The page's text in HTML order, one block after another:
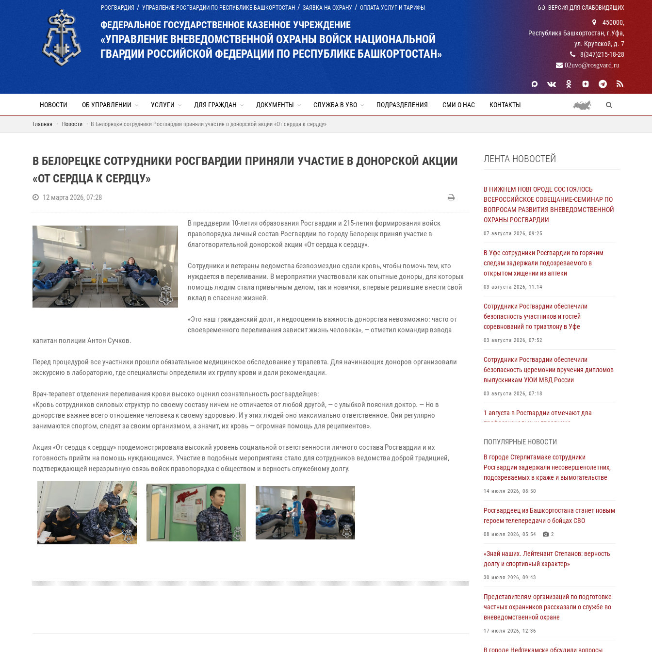
РОСГВАРДИЯ УПРАВЛЕНИЕ РОСГВАРДИИ ПО РЕСПУБЛИКЕ БАШКОРТОСТАН ЗАЯВКА НА ОХРАНУ ОПЛАТА УСЛУГ И ТАРИФЫ ВЕРСИЯ ДЛЯ СЛАБОВИДЯЩИХ
ФЕДЕРАЛЬНОЕ ГОСУДАРСТВЕННОЕ КАЗЕННОЕ УЧРЕЖДЕНИЕ
«УПРАВЛЕНИЕ ВНЕВЕДОМСТВЕННОЙ ОХРАНЫ ВОЙСК НАЦИОНАЛЬНОЙ
ГВАРДИИ РОССИЙСКОЙ ФЕДЕРАЦИИ ПО РЕСПУБЛИКЕ БАШКОРТОСТАН»
450000,
Республика Башкортостан, г.Уфа,
ул. Крупской, д. 7
8(347)215-18-28
02uvo@rosgvard.ru
НОВОСТИ ОБ УПРАВЛЕНИИ УСЛУГИ ДЛЯ ГРАЖДАН ДОКУМЕНТЫ СЛУЖБА В УВО ПОДРАЗДЕЛЕНИЯ СМИ О НАС КОНТАКТЫ
Главная Новости В Белорецке сотрудники Росгвардии приняли участие в донорской акции «От сердца к сердцу»
В БЕЛОРЕЦКЕ СОТРУДНИКИ РОСГВАРДИИ ПРИНЯЛИ УЧАСТИЕ В ДОНОРСКОЙ АКЦИИ
«ОТ СЕРДЦА К СЕРДЦУ»
12 марта 2026, 07:28
В преддверии 10-летия образования Росгвардии и 215-летия формирования войск
правопорядка личный состав Росгвардии по городу Белорецк принял участие в
благотворительной донорской акции «От сердца к сердцу».
Сотрудники и ветераны ведомства безвозмездно сдали кровь, чтобы помочь тем, кто
нуждается в переливании. В мероприятии участвовали как опытные доноры, для которых
помощь людям стала привычным делом, так и новички, впервые решившие внести свой
вклад в спасение жизней.
«Это наш гражданский долг, и недооценить важность донорства невозможно: часто от
своевременного переливания зависит жизнь человека», — отметил командир взвода
капитан полиции Антон Сучков.
Перед процедурой все участники прошли обязательное медицинское обследование у терапевта. Для начинающих доноров организовали
экскурсию в лабораторию, где специалисты определили их группу крови и дали рекомендации.
Врач-терапевт отделения переливания крови высоко оценил сознательность росгвардейцев:
«Кровь сотрудников силовых структур по своему составу ничем не отличается от любой другой, — с улыбкой пояснил доктор. — Но в
донорстве важнее всего отношение человека к своему здоровью. И у этих людей оно максимально ответственное. Они регулярно
занимаются спортом, следят за своим организмом, а значит, их кровь — огромная помощь для реципиентов».
Акция «От сердца к сердцу» продемонстрировала высокий уровень социальной ответственности личного состава Росгвардии и их
готовность прийти на помощь нуждающимся. Участие в подобных мероприятиях стало для сотрудников ведомства доброй традицией,
подтверждающей неразрывную связь войск правопорядка с обществом и верность служебному долгу.
ЛЕНТА НОВОСТЕЙ
В НИЖНЕМ НОВГОРОДЕ СОСТОЯЛОСЬ
ВСЕРОССИЙСКОЕ СОВЕЩАНИЕ-СЕМИНАР ПО
ВОПРОСАМ РАЗВИТИЯ ВНЕВЕДОМСТВЕННОЙ
ОХРАНЫ РОСГВАРДИИ
07 августа 2026, 09:25
В Уфе сотрудники Росгвардии по горячим
следам задержали подозреваемого в
открытом хищении из аптеки
03 августа 2026, 11:14
Сотрудники Росгвардии обеспечили
безопасность участников и гостей
соревнований по триатлону в Уфе
03 августа 2026, 07:52
Сотрудники Росгвардии обеспечили
безопасность церемонии вручения дипломов
выпускникам УЮИ МВД России
03 августа 2026, 07:18
1 августа в Росгвардии отмечают два
профессиональных праздника
В Ишимбае сотрудники Росгвардии
задержали гражданку, подозреваемую в
серии краж из продуктового магазина
31 июля 2026, 06:45
В Чишминском районе сотрудники
Росгвардии провели волейбольный турнир на
«Знай наших. Лейтенант Степанов: верность
В Уфе сотрудники Росгвардии задержали
подозреваемого в совершении особо тяжкого
ПОПУЛЯРНЫЕ НОВОСТИ
В городе Стерлитамаке сотрудники
Росгвардии задержали несовершенолетних,
подозреваемых в краже и вымогательстве
14 июля 2026, 08:50
Росгвардеец из Башкортостана станет новым
героем телепередачи о бойцах СВО
08 июля 2026, 05:54 2
«Знай наших. Лейтенант Степанов: верность
долгу и спортивный характер»
30 июля 2026, 09:43
Представителям организаций по подготовке
частных охранников рассказали о службе во
вневедомственной охране
17 июля 2026, 12:36
В городе Нефтекамске обсудили вопросы